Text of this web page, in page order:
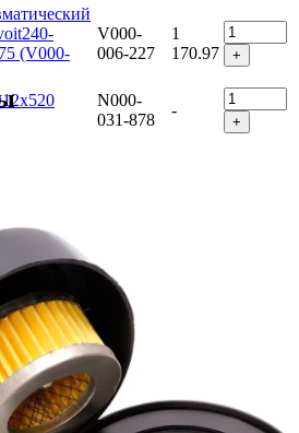
(V000-
V000-
006-227
1
170.97
+
N000-
031-878
-
+
(N000-
019-060
031-
N000-
031-068
N000-
019-062
N000-
019-063
-
+